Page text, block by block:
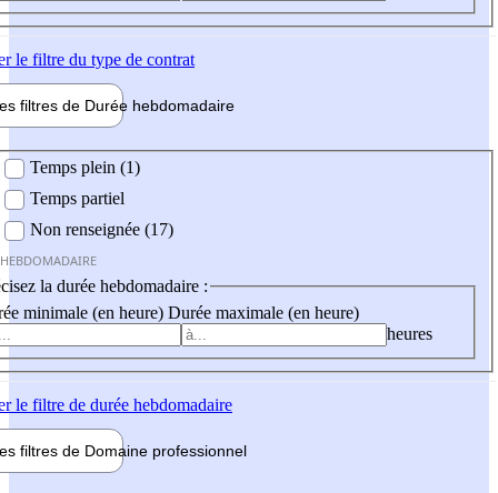
le filtre du type de contrat
filtres de Durée hebdomadaire
Temps plein (1)
Temps partiel
Non renseignée (17)
la durée hebdomadaire :
minimale (en heure) Durée maximale (en heure)
heures
le filtre de durée hebdomadaire
filtres de Domaine professionnel